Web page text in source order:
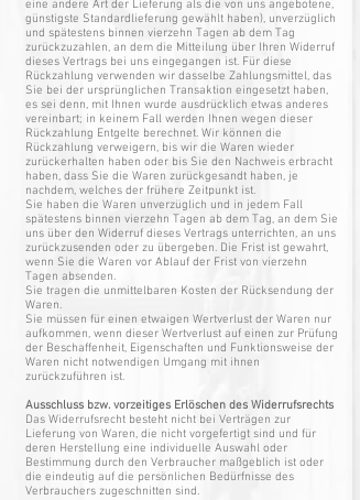
eine andere Art der Lieferung als die von uns angebotene,
günstigste Standardlieferung gewählt haben), unverzüglich
und spätestens binnen vierzehn Tagen ab dem Tag
zurückzuzahlen, an dem die Mitteilung über Ihren Widerruf
dieses Vertrags bei uns eingegangen ist. Für diese
Rückzahlung verwenden wir dasselbe Zahlungsmittel, das
Sie bei der ursprünglichen Transaktion eingesetzt haben,
es sei denn, mit Ihnen wurde ausdrücklich etwas anderes
vereinbart; in keinem Fall werden Ihnen wegen dieser
Rückzahlung Entgelte berechnet. Wir können die
Rückzahlung verweigern, bis wir die Waren wieder
zurückerhalten haben oder bis Sie den Nachweis erbracht
haben, dass Sie die Waren zurückgesandt haben, je
nachdem, welches der frühere Zeitpunkt ist.
Sie haben die Waren unverzüglich und in jedem Fall
spätestens binnen vierzehn Tagen ab dem Tag, an dem Sie
uns über den Widerruf dieses Vertrags unterrichten, an uns
zurückzusenden oder zu übergeben. Die Frist ist gewahrt,
wenn Sie die Waren vor Ablauf der Frist von vierzehn
Tagen absenden.
Sie tragen die unmittelbaren Kosten der Rücksendung der
Waren.
Sie müssen für einen etwaigen Wertverlust der Waren nur
aufkommen, wenn dieser Wertverlust auf einen zur Prüfung
der Beschaffenheit, Eigenschaften und Funktionsweise der
Waren nicht notwendigen Umgang mit ihnen
zurückzuführen ist.
Ausschluss bzw. vorzeitiges Erlöschen des Widerrufsrechts
Das Widerrufsrecht besteht nicht bei Verträgen zur
Lieferung von Waren, die nicht vorgefertigt sind und für
deren Herstellung eine individuelle Auswahl oder
Bestimmung durch den Verbraucher maßgeblich ist oder
die eindeutig auf die persönlichen Bedürfnisse des
Verbrauchers zugeschnitten sind.